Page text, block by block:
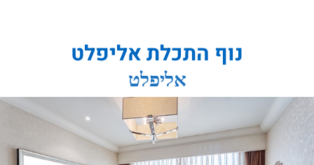
נוף התכלת אליפלט
אליפלט